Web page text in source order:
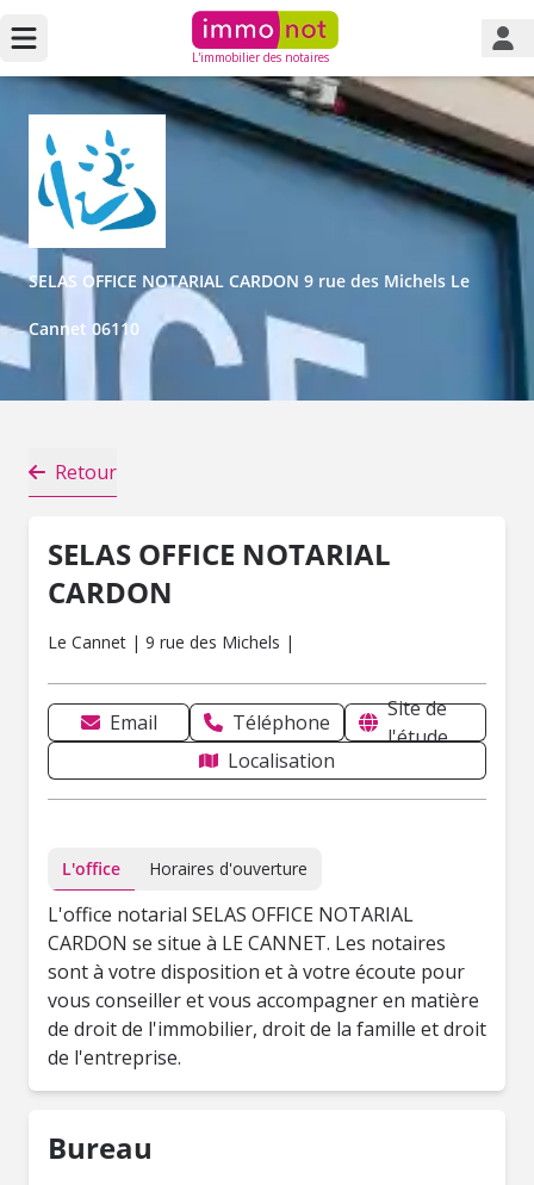
L'immobilier des notaires
SELAS OFFICE NOTARIAL CARDON 9 rue des Michels Le
Cannet 06110
Retour
SELAS OFFICE NOTARIAL
CARDON
Le Cannet | 9 rue des Michels |
Email Téléphone
Site de
l'étude
Localisation
L'office Horaires d'ouverture
L'office notarial SELAS OFFICE NOTARIAL
CARDON se situe à LE CANNET. Les notaires
sont à votre disposition et à votre écoute pour
vous conseiller et vous accompagner en matière
de droit de l'immobilier, droit de la famille et droit
de l'entreprise.
Bureau